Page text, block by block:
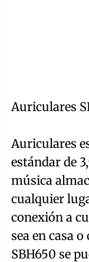
Auriculares
Auriculares
estándar de
música
cualquier
conexión a
sea en casa
SBH650 se